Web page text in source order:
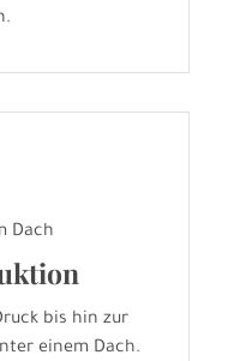
Dach
bis hin zur
einem Dach.